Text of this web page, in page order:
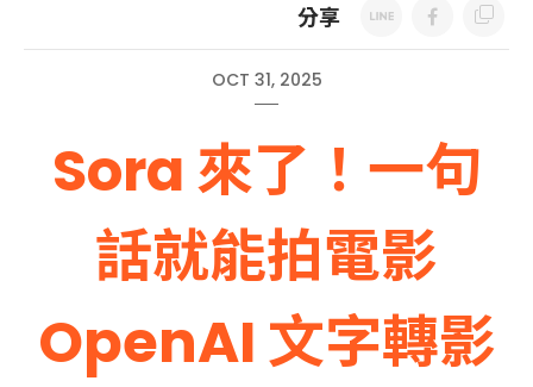
分享
OCT 31, 2025
Sora 來了！一句
話就能拍電影
OpenAI 文字轉影